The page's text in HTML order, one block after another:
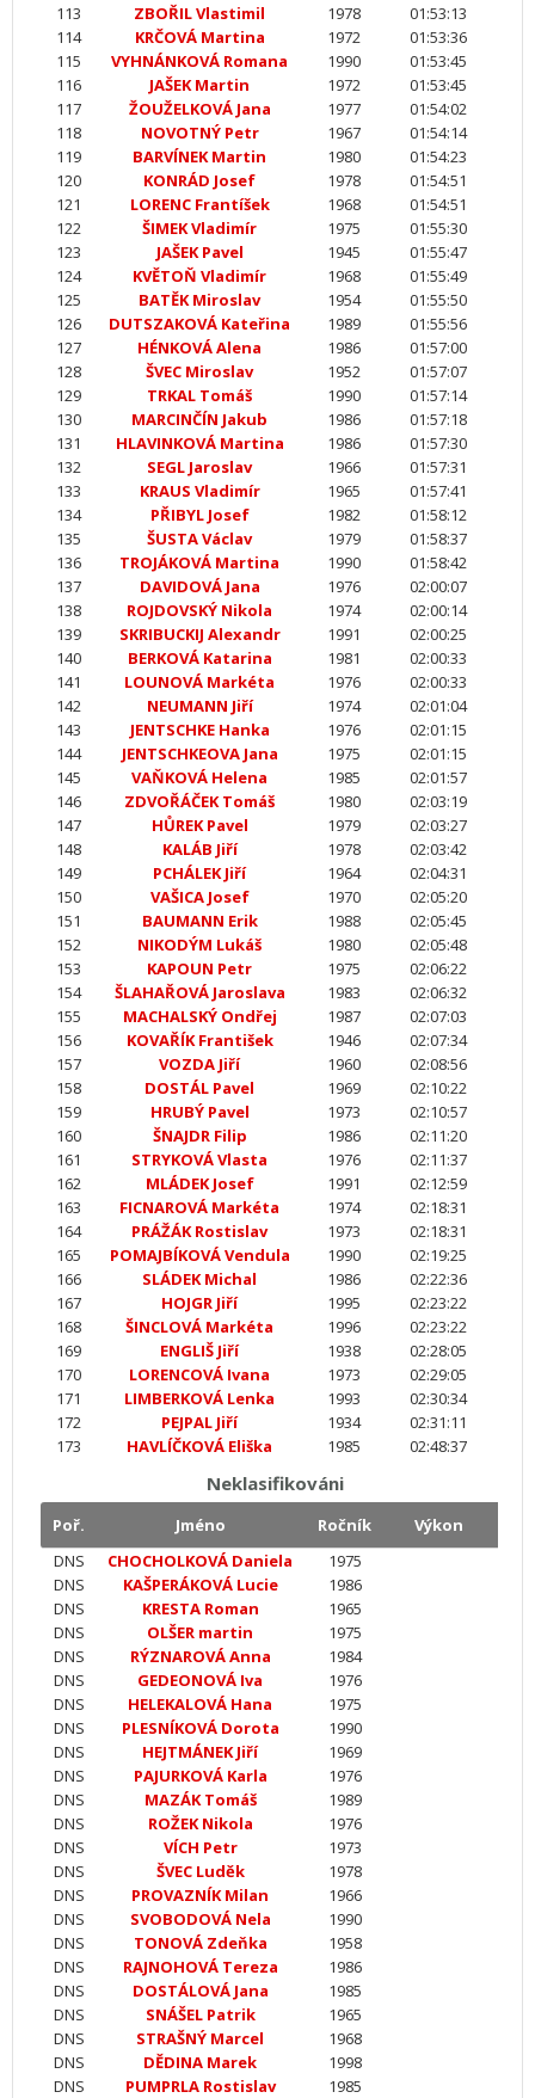
113 ZBOŘIL Vlastimil 1978
01:53:13
114
KRČOVÁ Martina 1972
01:53:36
115
VYHNÁNKOVÁ Romana 1990
01:53:45
116
JAŠEK Martin 1972
01:53:45
117
ŽOUŽELKOVÁ Jana 1977
01:54:02
118
NOVOTNÝ Petr 1967
01:54:14
119
BARVÍNEK Martin 1980
01:54:23
120
KONRÁD Josef 1978
01:54:51
121
LORENC Frantíšek 1968
01:54:51
122
ŠIMEK Vladimír 1975
01:55:30
123
JAŠEK Pavel 1945
01:55:47
124
KVĚTOŇ Vladimír 1968
01:55:49
125
BATĚK Miroslav 1954
01:55:50
126
DUTSZAKOVÁ Kateřina 1989
01:55:56
127
HÉNKOVÁ Alena 1986
01:57:00
128
ŠVEC Miroslav 1952
01:57:07
129
TRKAL Tomáš 1990
01:57:14
130
MARCINČÍN Jakub 1986
01:57:18
131
HLAVINKOVÁ Martina 1986
01:57:30
132
SEGL Jaroslav 1966
01:57:31
133
KRAUS Vladimír 1965
01:57:41
134
PŘIBYL Josef 1982
01:58:12
135
ŠUSTA Václav 1979
01:58:37
136
TROJÁKOVÁ Martina 1990
01:58:42
137
DAVIDOVÁ Jana 1976
02:00:07
138
ROJDOVSKÝ Nikola 1974
02:00:14
139
SKRIBUCKIJ Alexandr 1991
02:00:25
140
BERKOVÁ Katarina 1981
02:00:33
141
LOUNOVÁ Markéta 1976
02:00:33
142
NEUMANN Jiří 1974
02:01:04
143
JENTSCHKE Hanka 1976
02:01:15
144
JENTSCHKEOVA Jana 1975
02:01:15
145
VAŇKOVÁ Helena 1985
02:01:57
146
ZDVOŘÁČEK Tomáš 1980
02:03:19
147
HŮREK Pavel 1979
02:03:27
148
KALÁB Jiří 1978
02:03:42
149
PCHÁLEK Jiří 1964
02:04:31
150
VAŠICA Josef 1970
02:05:20
151
BAUMANN Erik 1988
02:05:45
152
NIKODÝM Lukáš 1980
02:05:48
153
KAPOUN Petr 1975
02:06:22
154
ŠLAHAŘOVÁ Jaroslava 1983
02:06:32
155
MACHALSKÝ Ondřej 1987
02:07:03
156
KOVAŘÍK František 1946
02:07:34
157
VOZDA Jiří 1960
02:08:56
158
DOSTÁL Pavel 1969
02:10:22
159
HRUBÝ Pavel 1973
02:10:57
160
ŠNAJDR Filip 1986
02:11:20
161
STRYKOVÁ Vlasta 1976
02:11:37
162
MLÁDEK Josef 1991
02:12:59
163
FICNAROVÁ Markéta 1974
02:18:31
164
PRÁŽÁK Rostislav 1973
02:18:31
165
POMAJBÍKOVÁ Vendula 1990
02:19:25
166
SLÁDEK Michal 1986
02:22:36
167
HOJGR Jiří 1995
02:23:22
168
ŠINCLOVÁ Markéta 1996
02:23:22
169
ENGLIŠ Jiří 1938
02:28:05
170
LORENCOVÁ Ivana 1973
02:29:05
171
LIMBERKOVÁ Lenka 1993
02:30:34
172
PEJPAL Jiří 1934
02:31:11
173
HAVLÍČKOVÁ Eliška 1985 02:48:37
Neklasifikováni
Poř. Jméno Ročník
Výkon
DNS
CHOCHOLKOVÁ Daniela
1975
DNS
KAŠPERÁKOVÁ Lucie
1986
DNS
KRESTA Roman
1965
DNS
OLŠER martin
1975
DNS
RÝZNAROVÁ Anna
1984
DNS
GEDEONOVÁ Iva
1976
DNS
HELEKALOVÁ Hana
1975
DNS
PLESNÍKOVÁ Dorota
1990
DNS
HEJTMÁNEK Jiří
1969
DNS
PAJURKOVÁ Karla
1976
DNS
MAZÁK Tomáš
1989
DNS
ROŽEK Nikola
1976
DNS
VÍCH Petr
1973
DNS
ŠVEC Luděk
1978
DNS
PROVAZNÍK Milan
1966
DNS
SVOBODOVÁ Nela
1990
DNS
TONOVÁ Zdeňka
1958
DNS
RAJNOHOVÁ Tereza
1986
DNS
DOSTÁLOVÁ Jana
1985
DNS
SNÁŠEL Patrik
1965
DNS
STRAŠNÝ Marcel
1968
DNS
DĚDINA Marek
1998
DNS
PUMPRLA Rostislav
1985